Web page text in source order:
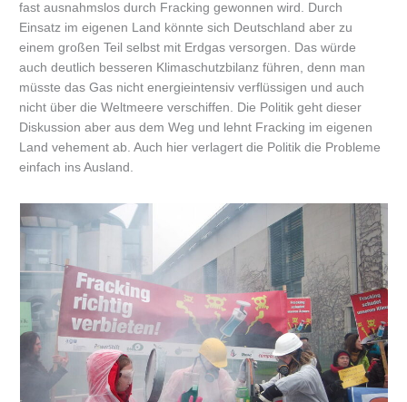
fast ausnahmslos durch Fracking gewonnen wird. Durch
Einsatz im eigenen Land könnte sich Deutschland aber zu
einem großen Teil selbst mit Erdgas versorgen. Das würde
auch deutlich besseren Klimaschutzbilanz führen, denn man
müsste das Gas nicht energieintensiv verflüssigen und auch
nicht über die Weltmeere verschiffen. Die Politik geht dieser
Diskussion aber aus dem Weg und lehnt Fracking im eigenen
Land vehement ab. Auch hier verlagert die Politik die Probleme
einfach ins Ausland.